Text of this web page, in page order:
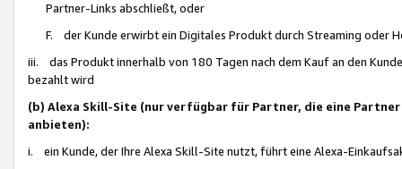
Partner-Links abschließt, oder
F. der Kunde erwirbt ein Digitales Produkt durch Streaming oder
iii. das Produkt innerhalb von 180 Tagen nach dem Kauf an den
bezahlt wird
(b) Alexa Skill-Site (nur verfügbar für Partner, die eine
anbieten):
i. ein Kunde, der Ihre Alexa Skill-Site nutzt, führt eine Alexa-